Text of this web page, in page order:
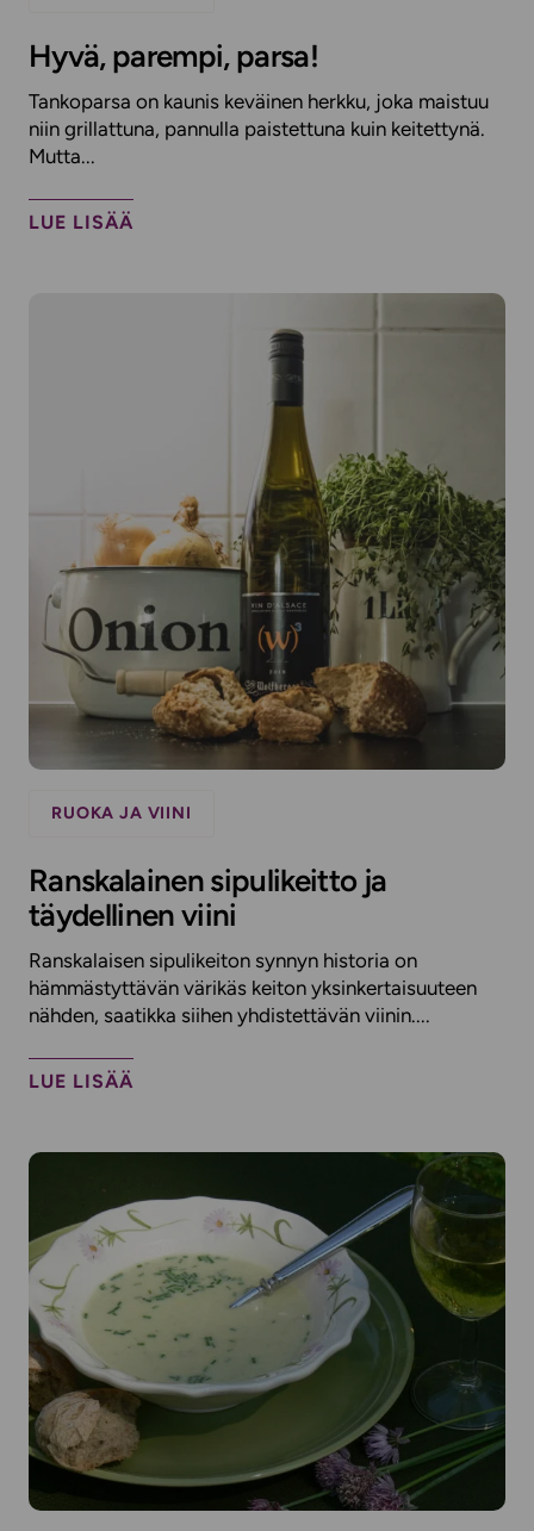
Hyvä, parempi, parsa!
Tankoparsa on kaunis keväinen herkku, joka maistuu
niin grillattuna, pannulla paistettuna kuin keitettynä.
Mutta...
LUE LISÄÄ
RUOKA JA VIINI
Ranskalainen sipulikeitto ja
täydellinen viini
Ranskalaisen sipulikeiton synnyn historia on
hämmästyttävän värikäs keiton yksinkertaisuuteen
nähden, saatikka siihen yhdistettävän viinin....
LUE LISÄÄ